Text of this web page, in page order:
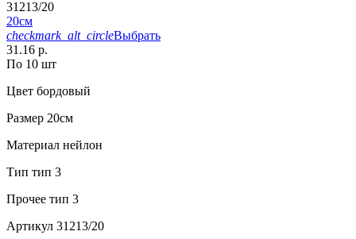
31213/20
20см
checkmark_alt_circleВыбрать
31.16 р.
По 10 шт
Цвет бордовый
Размер 20см
Материал нейлон
Тип тип 3
Прочее тип 3
Артикул 31213/20